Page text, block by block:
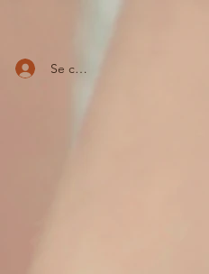
Se connecter